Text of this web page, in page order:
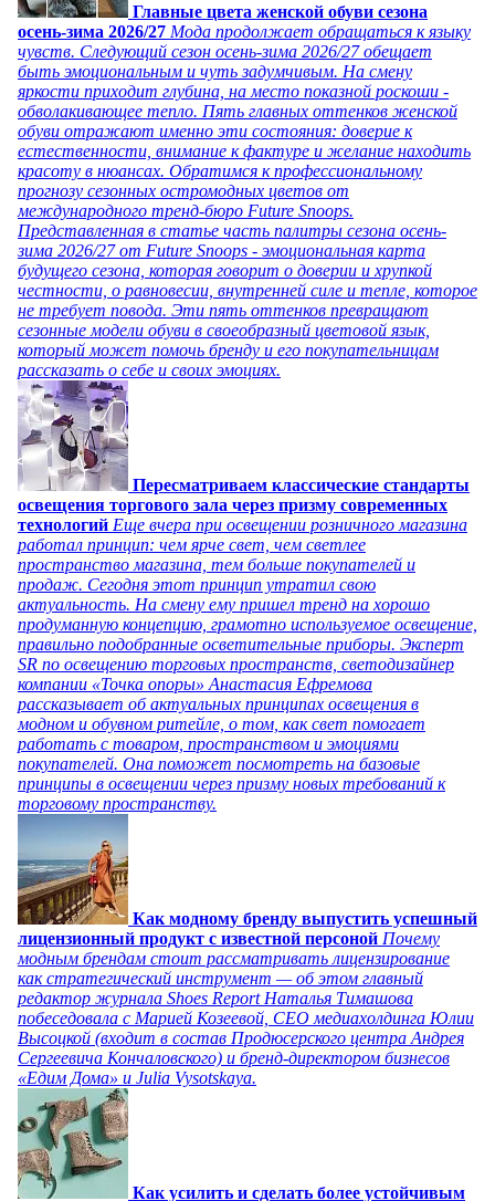
Главные цвета женской обуви сезона
осень-зима 2026/27 Мода продолжает обращаться к языку
чувств. Следующий сезон осень-зима 2026/27 обещает
быть эмоциональным и чуть задумчивым. На смену
яркости приходит глубина, на место показной роскоши -
обволакивающее тепло. Пять главных оттенков женской
обуви отражают именно эти состояния: доверие к
естественности, внимание к фактуре и желание находить
красоту в нюансах. Обратимся к профессиональному
прогнозу сезонных остромодных цветов от
международного тренд-бюро Future Snoops.
Представленная в статье часть палитры сезона осень-
зима 2026/27 от Future Snoops - эмоциональная карта
будущего сезона, которая говорит о доверии и хрупкой
честности, о равновесии, внутренней силе и тепле, которое
не требует повода. Эти пять оттенков превращают
сезонные модели обуви в своеобразный цветовой язык,
который может помочь бренду и его покупательницам
рассказать о себе и своих эмоциях.
Пересматриваем классические стандарты
освещения торгового зала через призму современных
технологий Еще вчера при освещении розничного магазина
работал принцип: чем ярче свет, чем светлее
пространство магазина, тем больше покупателей и
продаж. Сегодня этот принцип утратил свою
актуальность. На смену ему пришел тренд на хорошо
продуманную концепцию, грамотно используемое освещение,
правильно подобранные осветительные приборы. Эксперт
SR по освещению торговых пространств, светодизайнер
компании «Точка опоры» Анастасия Ефремова
рассказывает об актуальных принципах освещения в
модном и обувном ритейле, о том, как свет помогает
работать с товаром, пространством и эмоциями
покупателей. Она поможет посмотреть на базовые
принципы в освещении через призму новых требований к
торговому пространству.
Как модному бренду выпустить успешный
лицензионный продукт с известной персоной Почему
модным брендам стоит рассматривать лицензирование
как стратегический инструмент — об этом главный
редактор журнала Shoes Report Наталья Тимашова
побеседовала с Марией Козеевой, СЕО медиахолдинга Юлии
Высоцкой (входит в состав Продюсерского центра Андрея
Сергеевича Кончаловского) и бренд-директором бизнесов
«Едим Дома» и Julia Vysotskaya.
Как усилить и сделать более устойчивым